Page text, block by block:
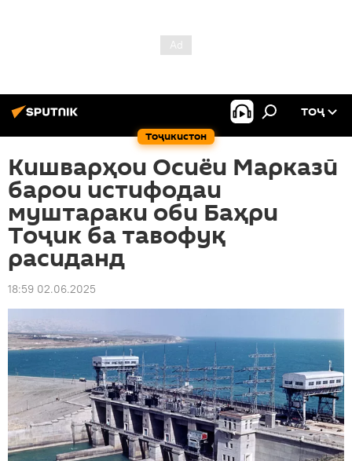
Тоҷикистон
ТОҶ
Кишварҳои Осиёи Марказӣ
барои истифодаи
муштараки оби Баҳри
Тоҷик ба тавофуқ
расиданд
18:59 02.06.2025